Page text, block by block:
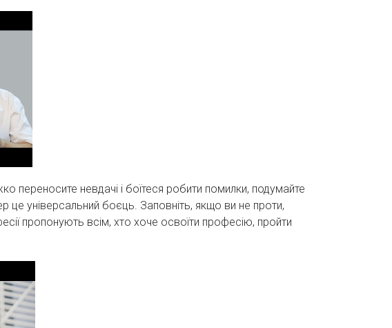
переносите невдачі і боїтеся робити помилки, подумайте
універсальний боєць. Заповніть, якщо ви не проти,
пропонують всім, хто хоче освоїти професію, пройти